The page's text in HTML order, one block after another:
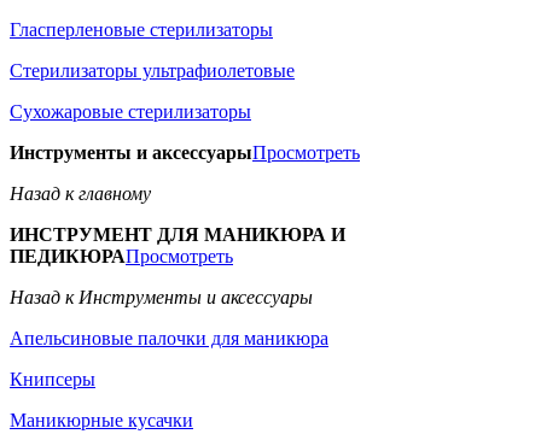
Гласперленовые стерилизаторы
Стерилизаторы ультрафиолетовые
Сухожаровые стерилизаторы
Инструменты и аксессуарыПросмотреть
Назад к главному
ИНСТРУМЕНТ ДЛЯ МАНИКЮРА И
ПЕДИКЮРАПросмотреть
Назад к Инструменты и аксессуары
Апельсиновые палочки для маникюра
Книпсеры
Маникюрные кусачки